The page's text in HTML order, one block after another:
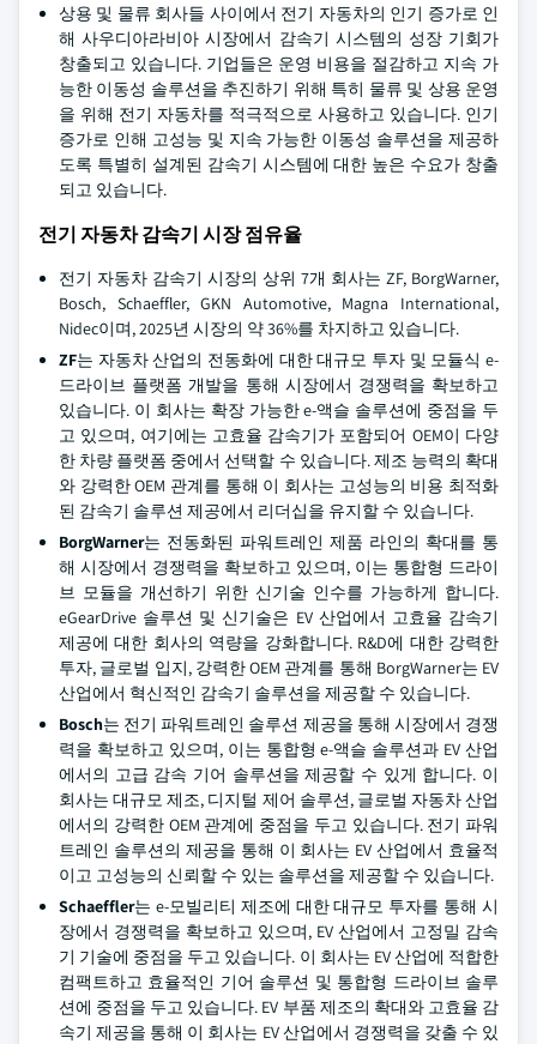
상용 및 물류 회사들 사이에서 전기 자동차의 인기 증가로 인
해 사우디아라비아 시장에서 감속기 시스템의 성장 기회가
창출되고 있습니다. 기업들은 운영 비용을 절감하고 지속 가
능한 이동성 솔루션을 추진하기 위해 특히 물류 및 상용 운영
을 위해 전기 자동차를 적극적으로 사용하고 있습니다. 인기
증가로 인해 고성능 및 지속 가능한 이동성 솔루션을 제공하
도록 특별히 설계된 감속기 시스템에 대한 높은 수요가 창출
되고 있습니다.
전기 자동차 감속기 시장 점유율
전기 자동차 감속기 시장의 상위 7개 회사는 ZF, BorgWarner,
Bosch, Schaeffler, GKN Automotive, Magna International,
Nidec이며, 2025년 시장의 약 36%를 차지하고 있습니다.
ZF는 자동차 산업의 전동화에 대한 대규모 투자 및 모듈식 e-
드라이브 플랫폼 개발을 통해 시장에서 경쟁력을 확보하고
있습니다. 이 회사는 확장 가능한 e-액슬 솔루션에 중점을 두
고 있으며, 여기에는 고효율 감속기가 포함되어 OEM이 다양
한 차량 플랫폼 중에서 선택할 수 있습니다. 제조 능력의 확대
와 강력한 OEM 관계를 통해 이 회사는 고성능의 비용 최적화
된 감속기 솔루션 제공에서 리더십을 유지할 수 있습니다.
BorgWarner는 전동화된 파워트레인 제품 라인의 확대를 통
해 시장에서 경쟁력을 확보하고 있으며, 이는 통합형 드라이
브 모듈을 개선하기 위한 신기술 인수를 가능하게 합니다.
eGearDrive 솔루션 및 신기술은 EV 산업에서 고효율 감속기
제공에 대한 회사의 역량을 강화합니다. R&D에 대한 강력한
투자, 글로벌 입지, 강력한 OEM 관계를 통해 BorgWarner는 EV
산업에서 혁신적인 감속기 솔루션을 제공할 수 있습니다.
Bosch는 전기 파워트레인 솔루션 제공을 통해 시장에서 경쟁
력을 확보하고 있으며, 이는 통합형 e-액슬 솔루션과 EV 산업
에서의 고급 감속 기어 솔루션을 제공할 수 있게 합니다. 이
회사는 대규모 제조, 디지털 제어 솔루션, 글로벌 자동차 산업
에서의 강력한 OEM 관계에 중점을 두고 있습니다. 전기 파워
트레인 솔루션의 제공을 통해 이 회사는 EV 산업에서 효율적
이고 고성능의 신뢰할 수 있는 솔루션을 제공할 수 있습니다.
Schaeffler는 e-모빌리티 제조에 대한 대규모 투자를 통해 시
장에서 경쟁력을 확보하고 있으며, EV 산업에서 고정밀 감속
기 기술에 중점을 두고 있습니다. 이 회사는 EV 산업에 적합한
컴팩트하고 효율적인 기어 솔루션 및 통합형 드라이브 솔루
션에 중점을 두고 있습니다. EV 부품 제조의 확대와 고효율 감
속기 제공을 통해 이 회사는 EV 산업에서 경쟁력을 갖출 수 있